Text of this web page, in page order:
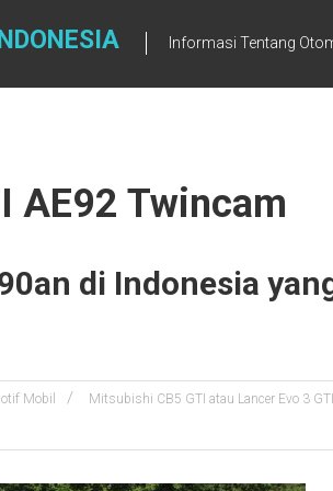
Informasi Tentang
AE92 Twincam
di Indonesia
Mobil Mitsubishi CB5 GTI atau Lancer Evo 3 GTI